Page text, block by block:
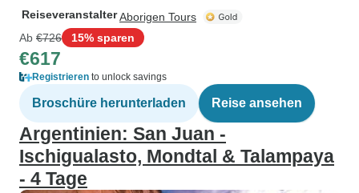
ReiseveranstalterAborigen Tours
Ab €726 15% sparen
€617
Registrieren to unlock savings
Broschüre herunterladen Reise ansehen
Argentinien: San Juan -
Ischigualasto, Mondtal & Talampaya
- 4 Tage